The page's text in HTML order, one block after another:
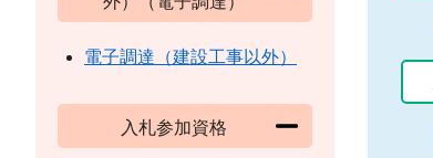
電子調達（建設工事以外）
入札参加資格